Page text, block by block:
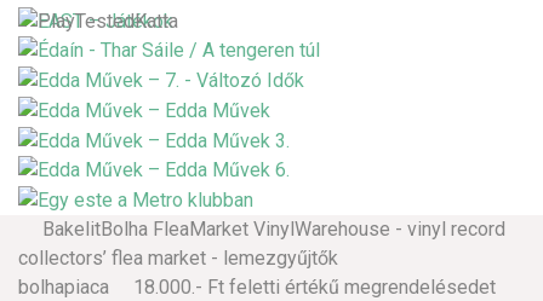
BakelitBolha FleaMarket VinylWarehouse - vinyl record
collectors’ flea market - lemezgyűjtők
bolhapiaca 18.000.- Ft feletti értékű megrendelésedet